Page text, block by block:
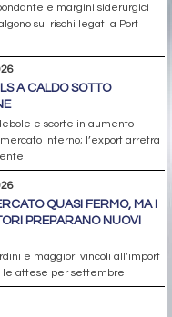
e margini siderurgici
sui rischi legati a Port
A CALDO SOTTO
e scorte in aumento
interno; l’export arretra
QUASI FERMO, MA I
PREPARANO NUOVI
e maggiori vincoli all’import
le attese per settembre